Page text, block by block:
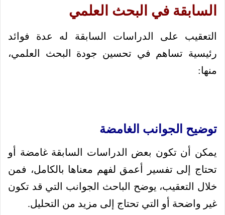
السابقة في البحث العلمي
التعقيب على الدراسات السابقة له عدة فوائد
رئيسية تساهم في تحسين جودة البحث العلمي،
منها:
توضيح الجوانب الغامضة
يمكن أن تكون بعض الدراسات السابقة غامضة أو
تحتاج إلى تفسير أعمق لفهم معناها بالكامل، فمن
خلال التعقيب، يوضح الباحث الجوانب التي قد تكون
غير واضحة أو التي تحتاج إلى مزيد من التحليل.